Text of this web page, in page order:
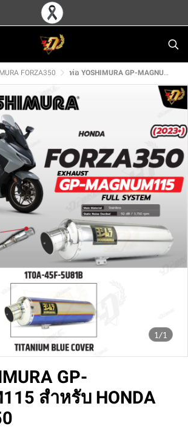
FORZA350 ท่อ YOSHIMURA GP-MAGNUM115 สำหรับ HONDA FORZA350
1/1
GP-
สำหรับ HONDA